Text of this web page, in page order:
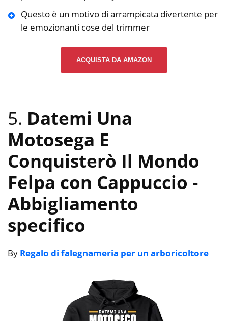
Questo è un motivo di arrampicata divertente per
le emozionanti cose del trimmer
ACQUISTA DA AMAZON
5. Datemi Una
Motosega E
Conquisterò Il Mondo
Felpa con Cappuccio -
Abbigliamento
specifico
By Regalo di falegnameria per un arboricoltore